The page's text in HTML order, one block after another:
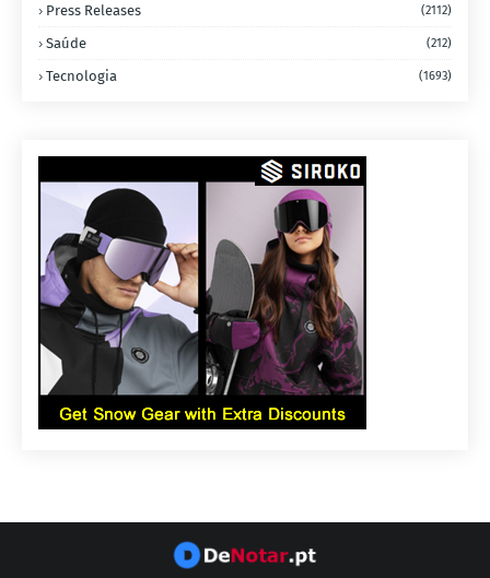
Press Releases (2112)
Saúde (212)
Tecnologia (1693)